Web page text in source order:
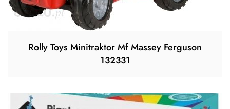
Rolly Toys Minitraktor Mf Massey Ferguson
132331